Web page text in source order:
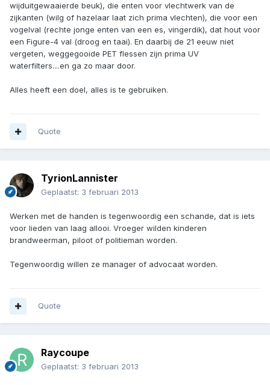
wijduitgewaaierde beuk), die enten voor vlechtwerk van de
zijkanten (wilg of hazelaar laat zich prima vlechten), die voor een
vogelval (rechte jonge enten van een es, vingerdik), dat hout voor
een Figure-4 val (droog en taai). En daarbij de 21 eeuw niet
vergeten, weggegooide PET flessen zijn prima UV
waterfilters....en ga zo maar door.
Alles heeft een doel, alles is te gebruiken.
Quote
TyrionLannister
Geplaatst: 3 februari 2013
Werken met de handen is tegenwoordig een schande, dat is iets
voor lieden van laag allooi. Vroeger wilden kinderen
brandweerman, piloot of politieman worden.
Tegenwoordig willen ze manager of advocaat worden.
Quote
Raycoupe
Geplaatst: 3 februari 2013